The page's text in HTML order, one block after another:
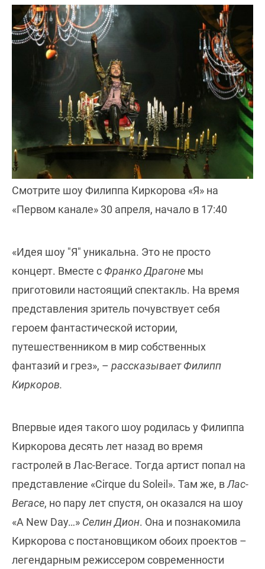
Смотрите шоу Филиппа Киркорова «Я» на
«Первом канале» 30 апреля, начало в 17:40
«Идея шоу "Я" уникальна. Это не просто
концерт. Вместе с Франко Драгоне мы
приготовили настоящий спектакль. На время
представления зритель почувствует себя
героем фантастической истории,
путешественником в мир собственных
фантазий и грез», – рассказывает Филипп
Киркоров.
Впервые идея такого шоу родилась у Филиппа
Киркорова десять лет назад во время
гастролей в Лас-Вегасе. Тогда артист попал на
представление «Cirque du Soleil». Там же, вЛас-
Вегасе, но пару лет спустя, он оказался на шоу
«A New Day…» Селин Дион. Она и познакомила
Киркорова с постановщиком обоих проектов –
легендарным режиссером современности